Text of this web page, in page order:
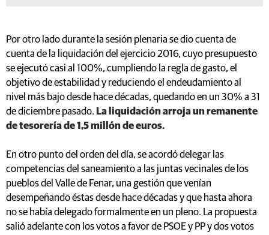
Por otro lado durante la sesión plenaria se dio cuenta de
cuenta de la liquidación del ejercicio 2016, cuyo presupuesto
se ejecutó casi al 100%, cumpliendo la regla de gasto, el
objetivo de estabilidad y reduciendo el endeudamiento al
nivel más bajo desde hace décadas, quedando en un 30% a 31
de diciembre pasado. La liquidación arroja un remanente
de tesorería de 1,5 millón de euros.
En otro punto del orden del día, se acordó delegar las
competencias del saneamiento a las juntas vecinales de los
pueblos del Valle de Fenar, una gestión que venían
desempeñando éstas desde hace décadas y que hasta ahora
no se había delegado formalmente en un pleno. La propuesta
salió adelante con los votos a favor de PSOE y PP y dos votos